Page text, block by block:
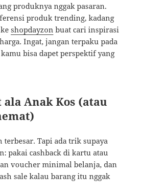
produknya nggak pasaran.
produk trending, kadang
keshopdayzon buat cari inspirasi
Ingat, jangan terpaku pada
bisa dapet perspektif yang
Anak Kos (atau
terbesar. Tapi ada trik supaya
pakai cashback di kartu atau
voucher minimal belanja, dan
sale kalau barang itu nggak